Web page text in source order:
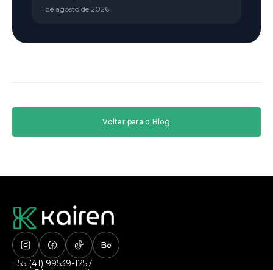
1 de agosto de 2026
Voltar para o Blog
+55 (41) 99539-1257